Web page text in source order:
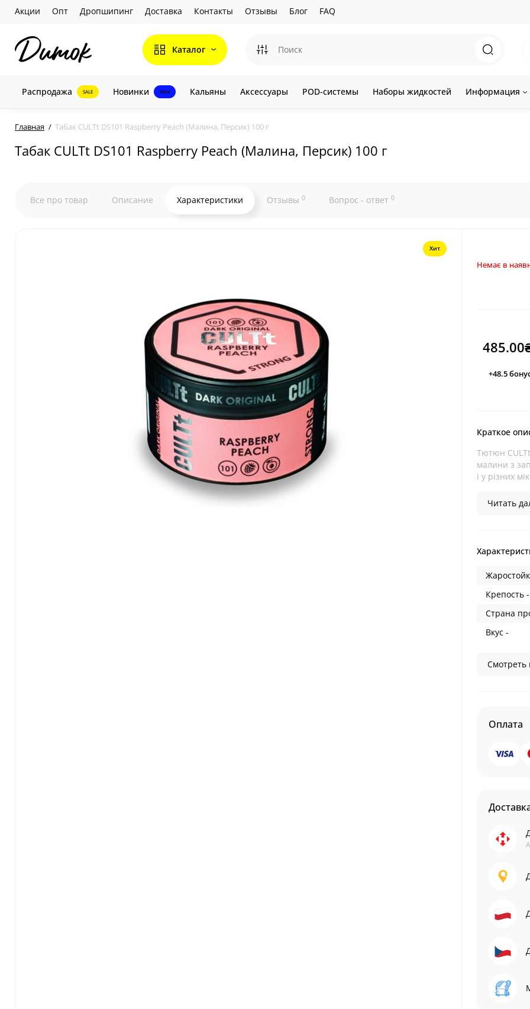
Акции Опт Дропшипинг Доставка Контакты Отзывы Блог FAQ
Каталог
Распродажа SALE Новинки NEW Кальяны Аксессуары POD-системы Наборы жидкостей Информация
Главная Табак CULTt DS101 Raspberry Peach (Малина, Персик) 100 г
Табак CULTt DS101 Raspberry Peach (Малина, Персик) 100 г
Все про товар Описание Характеристики Отзывы 0 Вопрос - ответ 0
Хит
Немає в
+48.5
Краткое
Тютюн
малини з
і у різних
Читать
Крепость -
Страна
Вкус -
Смотреть
Оплата